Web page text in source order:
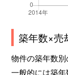
築年数×売
物件の築年数別
一般的には築